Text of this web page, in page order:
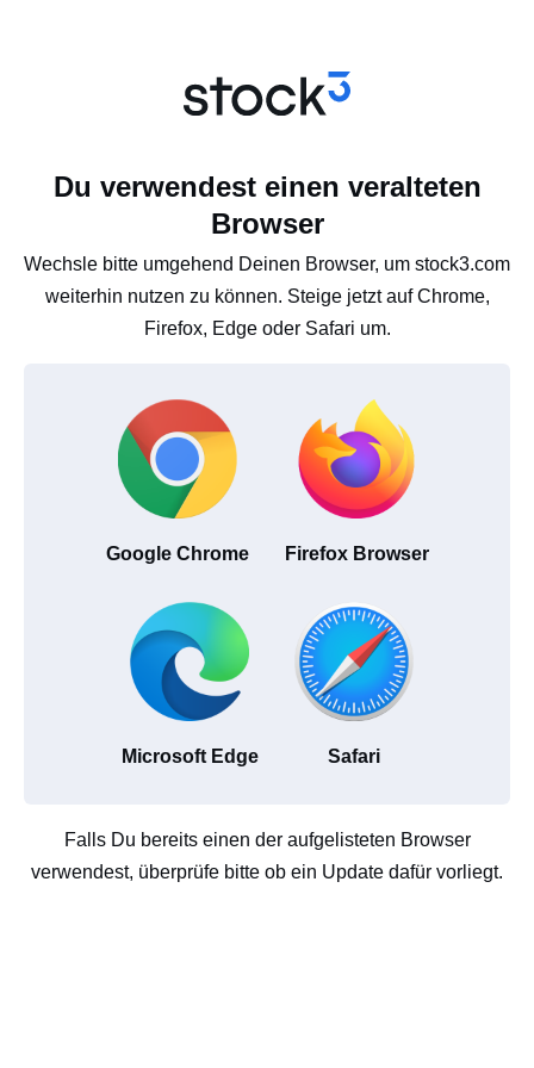
Du verwendest einen veralteten
Browser
Wechsle bitte umgehend Deinen Browser, um stock3.com
weiterhin nutzen zu können. Steige jetzt auf Chrome,
Firefox, Edge oder Safari um.
Google Chrome Firefox Browser
Microsoft Edge Safari
Falls Du bereits einen der aufgelisteten Browser
verwendest, überprüfe bitte ob ein Update dafür vorliegt.